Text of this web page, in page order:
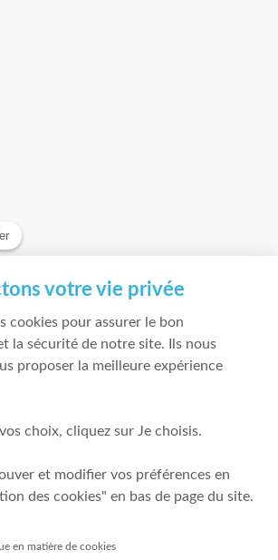
votre vie privée
cookies pour assurer le bon
la sécurité de notre site. Ils nous
proposer la meilleure expérience
choix, cliquez sur Je choisis.
et modifier vos préférences en
des cookies" en bas de page du site.
en matière de cookies